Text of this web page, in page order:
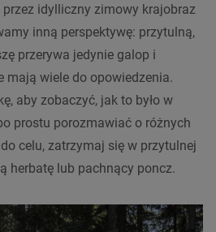
idylliczny zimowy krajobraz
inną perspektywę: przytulną,
przerywa jedynie galop i
mają wiele do opowiedzenia.
aby zobaczyć, jak to było w
prostu porozmawiać o różnych
celu, zatrzymaj się w przytulnej
herbatę lub pachnący poncz.